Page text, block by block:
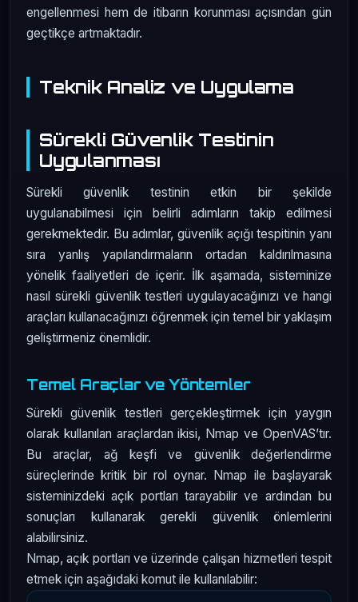
engellenmesi hem de itibarın korunması açısından gün
geçtikçe artmaktadır.
Teknik Analiz ve Uygulama
Sürekli Güvenlik Testinin
Uygulanması
Sürekli güvenlik testinin etkin bir şekilde
uygulanabilmesi için belirli adımların takip edilmesi
gerekmektedir. Bu adımlar, güvenlik açığı tespitinin yanı
sıra yanlış yapılandırmaların ortadan kaldırılmasına
yönelik faaliyetleri de içerir. İlk aşamada, sisteminize
nasıl sürekli güvenlik testleri uygulayacağınızı ve hangi
araçları kullanacağınızı öğrenmek için temel bir yaklaşım
geliştirmeniz önemlidir.
Temel Araçlar ve Yöntemler
Sürekli güvenlik testleri gerçekleştirmek için yaygın
olarak kullanılan araçlardan ikisi, Nmap ve OpenVAS’tır.
Bu araçlar, ağ keşfi ve güvenlik değerlendirme
süreçlerinde kritik bir rol oynar. Nmap ile başlayarak
sisteminizdeki açık portları tarayabilir ve ardından bu
sonuçları kullanarak gerekli güvenlik önlemlerini
alabilirsiniz.
Nmap, açık portları ve üzerinde çalışan hizmetleri tespit
etmek için aşağıdaki komut ile kullanılabilir: